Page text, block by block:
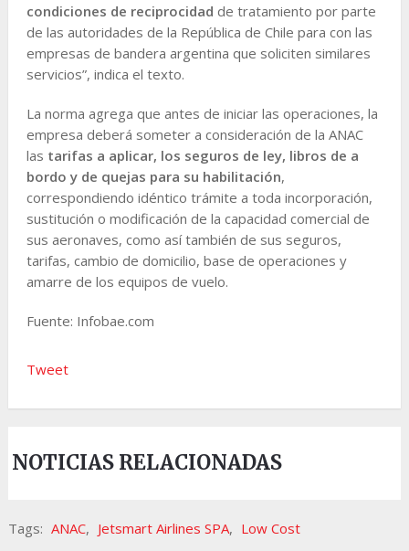
condiciones de reciprocidad de tratamiento por parte
de las autoridades de la República de Chile para con las
empresas de bandera argentina que soliciten similares
servicios”, indica el texto.
La norma agrega que antes de iniciar las operaciones, la
empresa deberá someter a consideración de la ANAC
las tarifas a aplicar, los seguros de ley, libros de a
bordo y de quejas para su habilitación,
correspondiendo idéntico trámite a toda incorporación,
sustitución o modificación de la capacidad comercial de
sus aeronaves, como así también de sus seguros,
tarifas, cambio de domicilio, base de operaciones y
amarre de los equipos de vuelo.
Fuente: Infobae.com
Tweet
NOTICIAS RELACIONADAS
Tags: ANAC, Jetsmart Airlines SPA, Low Cost